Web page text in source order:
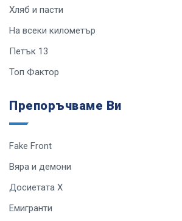
Хляб и пасти
На всеки километър
Петък 13
Топ Фактор
Препоръчваме Ви
Fake Front
Вяра и демони
Досиетата Х
Емигранти